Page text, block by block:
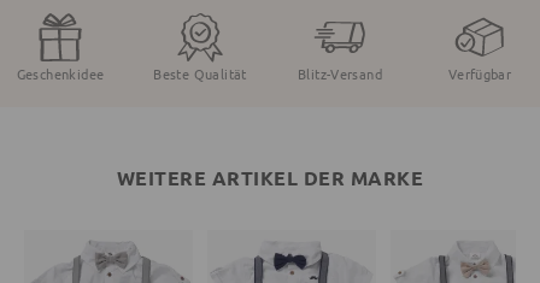
Geschenkidee Beste Qualität Blitz-Versand Verfügbar
WEITERE ARTIKEL DER MARKE